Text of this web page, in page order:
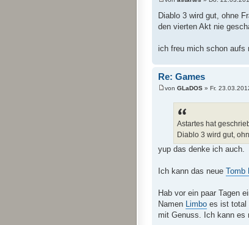
Diablo 3 wird gut, ohne
den vierten Akt nie
ich freu mich schon aufs
Re: Games
von GLaDOS » Fr.
Astartes hat
Diablo 3 wird gut,
yup das denke ich auch.
Ich kann das neue Tomb
Hab vor ein paar Tagen
Namen Limbo es ist total
mit Genuss. Ich kann es